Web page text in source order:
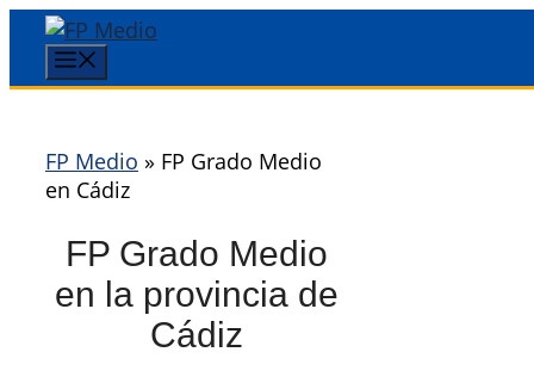
Saltar
contenido
FP Medio » FP Grado Medio
en Cádiz
FP Grado Medio
en la provincia de
Cádiz